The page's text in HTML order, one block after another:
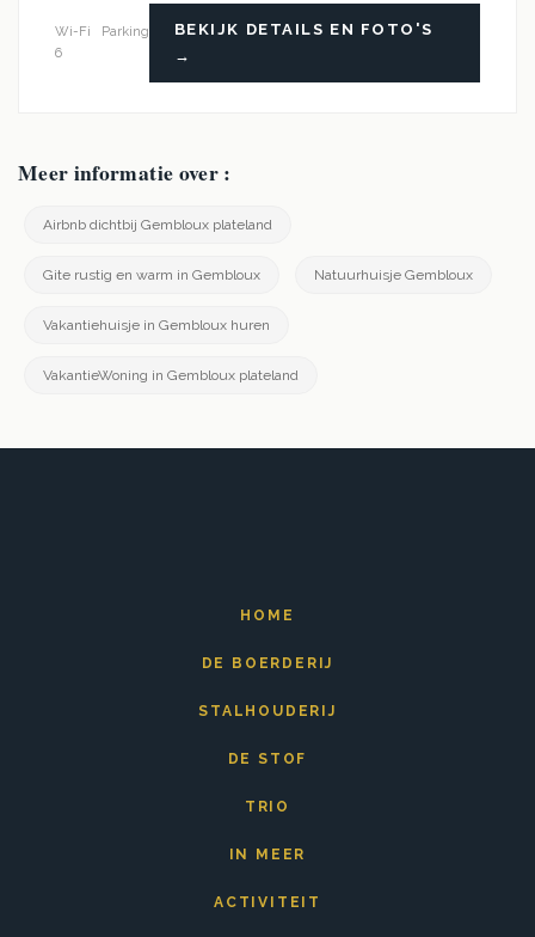
Wi-Fi
6
Parking
BEKIJK DETAILS EN FOTO'S
→
Meer informatie over :
Airbnb dichtbij Gembloux plateland
Gite rustig en warm in Gembloux Natuurhuisje Gembloux
Vakantiehuisje in Gembloux huren
VakantieWoning in Gembloux plateland
HOME
DE BOERDERIJ
STALHOUDERIJ
DE STOF
TRIO
IN MEER
ACTIVITEIT